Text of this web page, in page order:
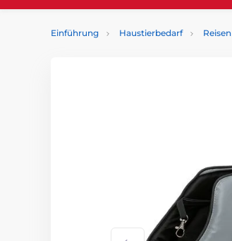
Einführung Haustierbedarf Reisen